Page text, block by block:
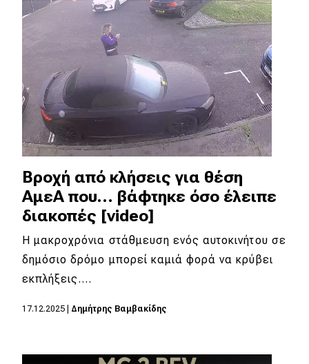
Βροχή από κλήσεις για θέση
ΑμεΑ που… βάφτηκε όσο έλειπε
διακοπές [video]
Η μακροχρόνια στάθμευση ενός αυτοκινήτου σε
δημόσιο δρόμο μπορεί καμιά φορά να κρύβει
εκπλήξεις.…
17.12.2025 Δημήτρης Βαμβακίδης